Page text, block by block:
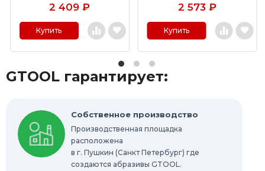
Сверлильные станки Euroboor
2 409 ₽
Купить
2 573 ₽
Купить
GTOOL гарантирует:
Собственное производство
Производственная площадка
расположена
в г. Пушкин (Санкт Петербург) где
создаются абразивы GTOOL.